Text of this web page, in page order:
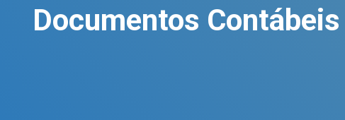
Documentos Contábeis